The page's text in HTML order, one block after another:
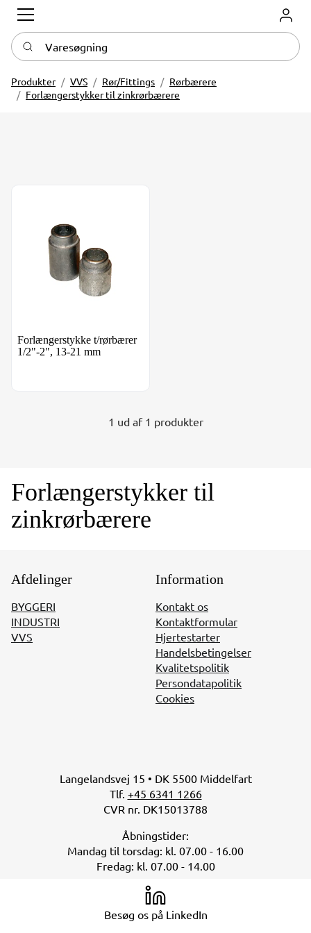
Log
Varesøgning
Produkter VVS Rør/Fittings
Rørbærere
Forlængerstykker til zinkrørbærere
Forlængerstykke t/rørbærer
1/2"-2", 13-21 mm
1 ud af 1 produkter
Forlængerstykker til
zinkrørbærere
Afdelinger
BYGGERI
INDUSTRI
VVS
Information
Kontakt os
Kontaktformular
Hjertestarter
Handelsbetingelser
Kvalitetspolitik
Persondatapolitik
Cookies
Langelandsvej 15 • DK 5500 Middelfart
Tlf. +45 6341 1266
CVR nr. DK15013788
Åbningstider:
Mandag til torsdag: kl. 07.00 - 16.00
Fredag: kl. 07.00 - 14.00
Besøg os på LinkedIn